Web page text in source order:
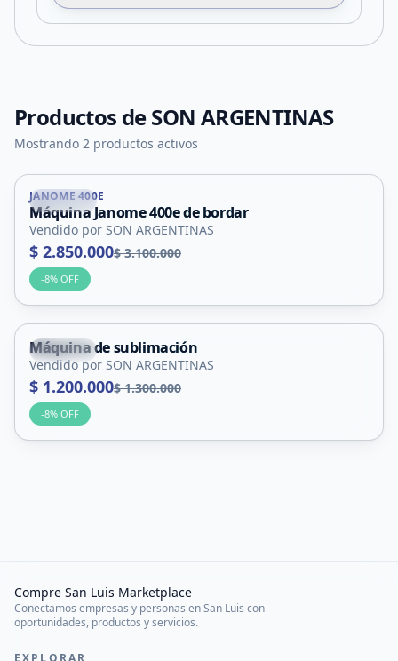
Productos deSON ARGENTINAS
Mostrando 2 productos activos
Nogolí
JANOME 400E
Máquina Janome 400e de bordar
Vendido por SON ARGENTINAS
$ 2.850.000$ 3.100.000
-8% OFF
Nogolí
Máquina de sublimación
Vendido por SON ARGENTINAS
$ 1.200.000$ 1.300.000
-8% OFF
Compre San Luis Marketplace
Conectamos empresas y personas en San Luis con
oportunidades, productos y servicios.
EXPLORAR